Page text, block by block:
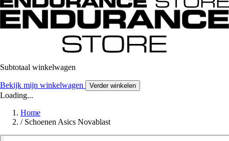
Subtotaal winkelwagen
Bekijk mijn winkelwagen Verder winkelen
Loading...
Home
/ Schoenen Asics Novablast